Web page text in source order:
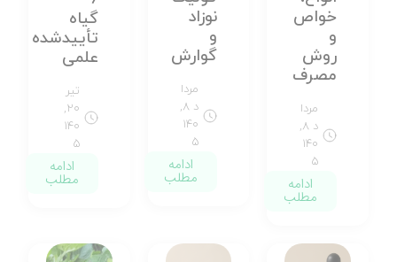
خواص
و
روش
مصرف
مردا
د ۸,
۱۴۰
۵
ادامه
مطلب
نوزاد
و
گوارش
مردا
د ۸,
۱۴۰
۵
ادامه
مطلب
گیاه
تأییدشده
علمی
تیر
۲۰,
۱۴۰
۵
ادامه
مطلب